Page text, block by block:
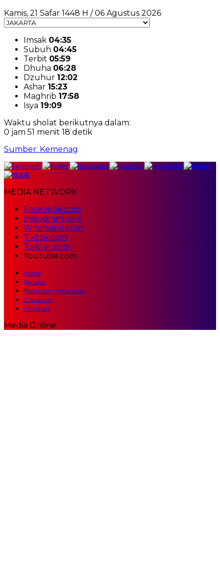
Kamis, 21 Safar 1448 H / 06 Agustus 2026
Imsak 04:35
Subuh 04:45
Terbit 05:59
Dhuha 06:28
Dzuhur 12:02
Ashar 15:23
Maghrib 17:58
Isya 19:09
Waktu sholat berikutnya dalam:
0 jam 51 menit 17 detik
Sumber: Kemenag
MEDIA NETWORK
Facebook.com
Instagram.com
Whatsapp.com
Tiktok.com
Twitter.com
Youtube.com
Home
Redaksi
Pedoman Media Siber
Disclaimer
Info Iklan
Media Online